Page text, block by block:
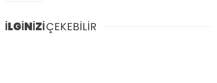
İLGİNİZİÇEKEBİLİR